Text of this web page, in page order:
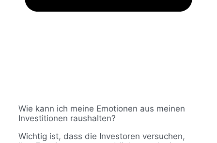
Wie kann ich meine Emotionen aus meinen
Investitionen raushalten?
Wichtig ist, dass die Investoren versuchen,